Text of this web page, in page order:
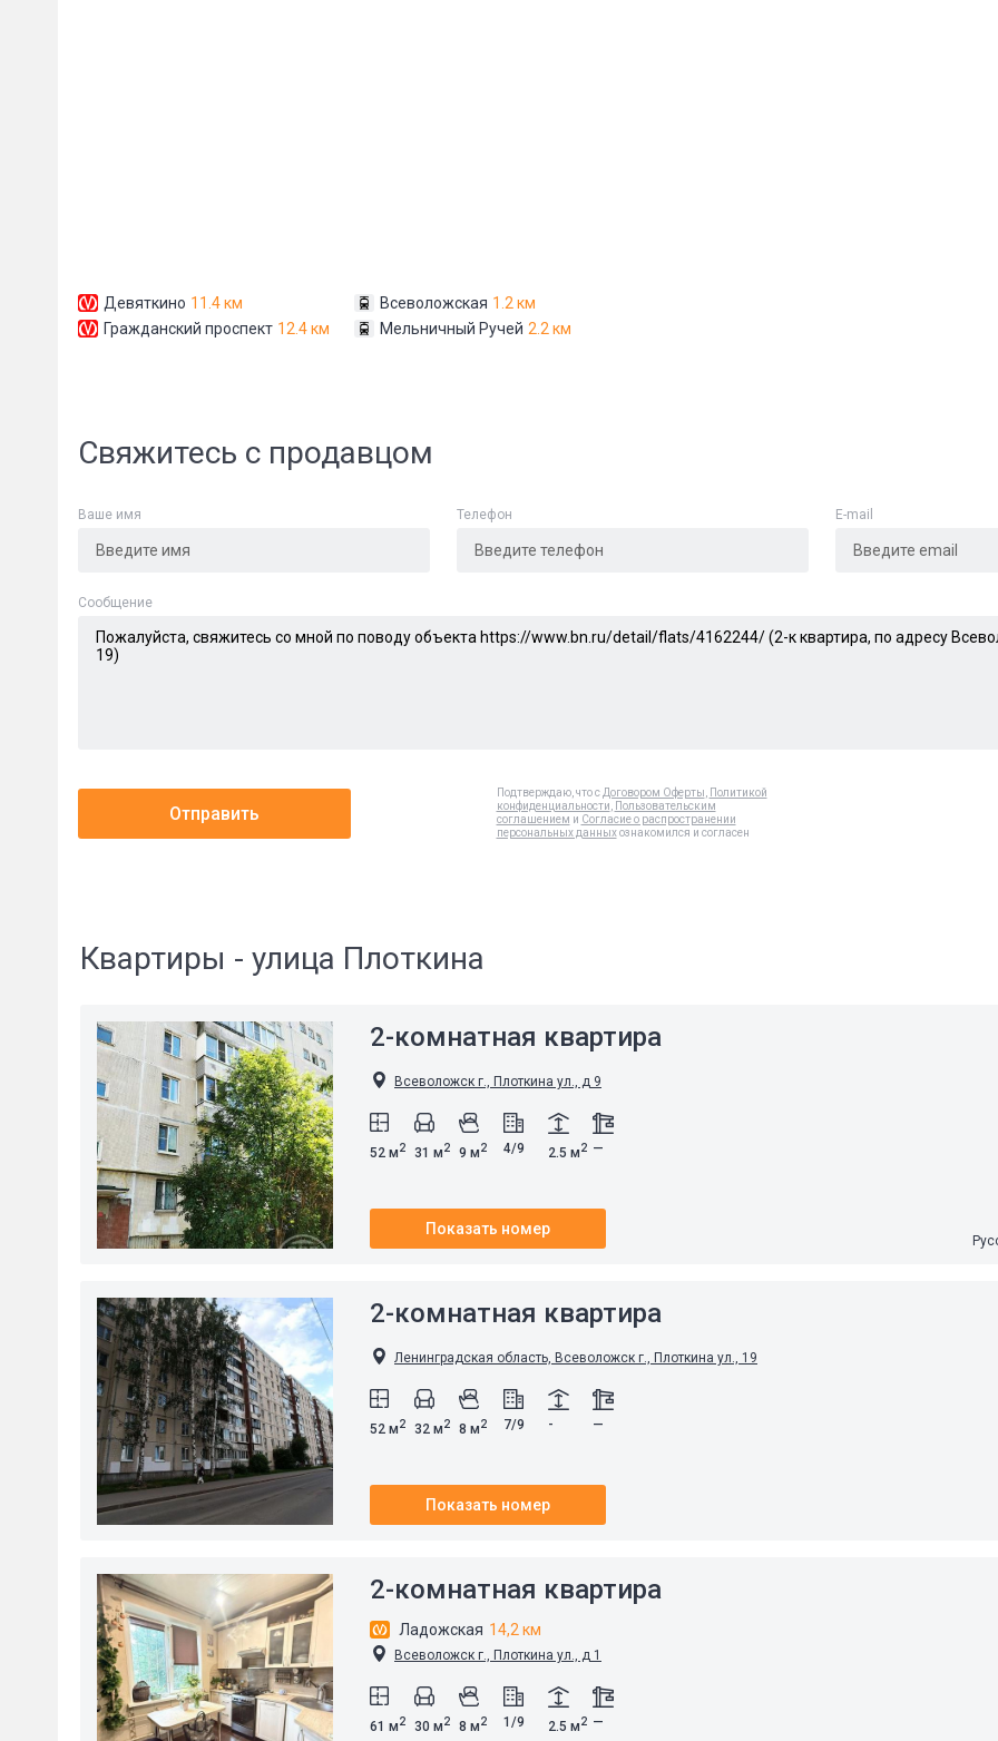
Девяткино 11.4 км
Гражданский проспект 12.4 км
Всеволожская 1.2 км
Мельничный Ручей 2.2 км
Свяжитесь с продавцом
Ваше имя Телефон E-mail
Cообщение
Отправить
Подтверждаю, что с Договором Оферты
Политикой
конфиденциальности
Пользовательским
соглашением и Согласие о распространении
персональных данныхознакомился и согласен
Квартиры - улица Плоткина
2-комнатная квартира
Всеволожск г., Плоткина ул., д 9
52 м2 31 м2 9 м2 4/9 2.5 м2 —
Показать номер
2-комнатная квартира
Ленинградская область, Всеволожск г., Плоткина ул., 19
52 м2 32 м2 8 м2 7/9 - —
Показать номер
2-комнатная квартира
Ладожская 14,2 км
Всеволожск г., Плоткина ул., д 1
61 м2 30 м2 8 м2 1/9 2.5 м2 —
Сообщение
Отправить